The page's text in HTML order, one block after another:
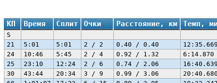
КП Время Сплит Очки Расстояние, км Темп,
S
21
5:01 5:01 2 / 2 0.40 / 0.40
24
10:46 5:45 2 / 4 0.92 / 1.32
6:14.870
25
23:10 12:24 2 / 6 0.74 / 2.06
30
43:44 20:34 3 / 9 0.99 / 3.06